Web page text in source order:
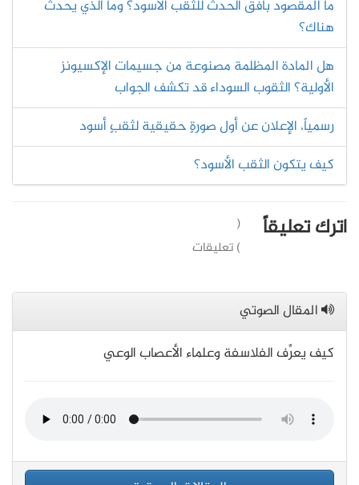
ما المقصود بأفق الحدث للثقب الأسود؟ وما الذي يحدث
هناك؟
هل المادة المظلمة مصنوعة من جسيمات الإكسيونز
الأولية؟ الثقوب السوداء قد تكشف الجواب
رسمياً، الإعلان عن أول صورةٍ حقيقية لثقبٍ أسود
كيف يتكون الثقب الأسود؟
اترك تعليقاً
(
) تعليقات
المقال الصوتي
كيف يعرِّف الفلاسفة وعلماء الأعصاب الوعي